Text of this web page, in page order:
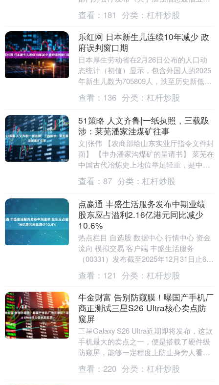
力建设支撑低空基础设施发展的实施意
见》，请问盛路通....
查看： 181 分类： 杠杆炒股
乐红网 日本新生儿连续10年减少 政
府误判窗口期
日本厚生劳动省在2月26日公布的人口动
态统计（初值）显示，包含外国人的2025
年新生儿数为705809人，跌至历史新低，
较上年同期减少2.1%。 国立社会保障与....
查看： 136 分类： 杠杆炒股
51策略 人文齐鲁|一纸执照，三载跋
涉：莱芜潘家洼煤矿往事
文|张伟 【农商部给山东实业厅指令文件封
面】 【申办潘家沟煤矿的呈请书】 莱芜在
中国古代冶炼史上地位举足轻重，是中国
古代重要的冶炼中心之一。 究其自然条
件，不仅....
查看： 87 分类： 杠杆炒股
点赢通 丰盛生活服务发布中期业绩
股东应占溢利2.16亿港元同比减少
10.6%
热点栏目 自选股 数据中心 行情中心 资金
流向 模拟交易 客户端 丰盛生活服务
（00331）发布截至2025年12月31日止6个
月中期业绩，该集团取得收入37.....
查看： 121 分类： 杠杆炒股
牛金财富 告别防窥膜！曝国产手机厂
商正测试三星S26 Ultra核心卖点防
窥屏
三星Galaxy S26 Ultra近期即将发布，这款
手机最大的卖点之一，便是搭载了硬件级
防窥屏，能够一定程度上防止身旁人看到
手机屏幕内容，从而实现隐私保护。 ....
查看： 220 分类： 杠杆炒股